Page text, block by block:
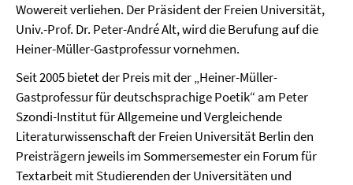
Wowereit verliehen. Der Präsident der Freien Universität,
Univ.-Prof. Dr. Peter-André Alt, wird die Berufung auf die
Heiner-Müller-Gastprofessur vornehmen.
Seit 2005 bietet der Preis mit der „Heiner-Müller-
Gastprofessur für deutschsprachige Poetik“ am Peter
Szondi-Institut für Allgemeine und Vergleichende
Literaturwissenschaft der Freien Universität Berlin den
Preisträgern jeweils im Sommersemester ein Forum für
Textarbeit mit Studierenden der Universitäten und